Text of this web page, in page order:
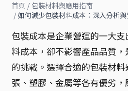
首頁 / 包裝材料與應用指南
/ 如何減少包裝材料成本：深入分析
包裝成本是企業營運的一大
料成本，卻不影響產品品質
的挑戰。選擇合適的包裝材
張、塑膠、金屬等各有優劣